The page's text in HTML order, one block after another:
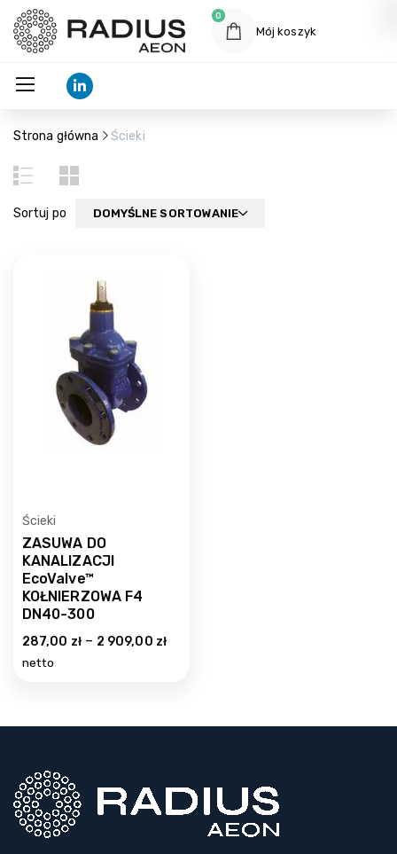
0
Mój koszyk
Strona główna Ścieki
Sortuj po DOMYŚLNE SORTOWANIE
Ścieki
ZASUWA DO
KANALIZACJI
EcoValve™
KOŁNIERZOWA F4
DN40-300
287,00 zł – 2 909,00 zł
netto